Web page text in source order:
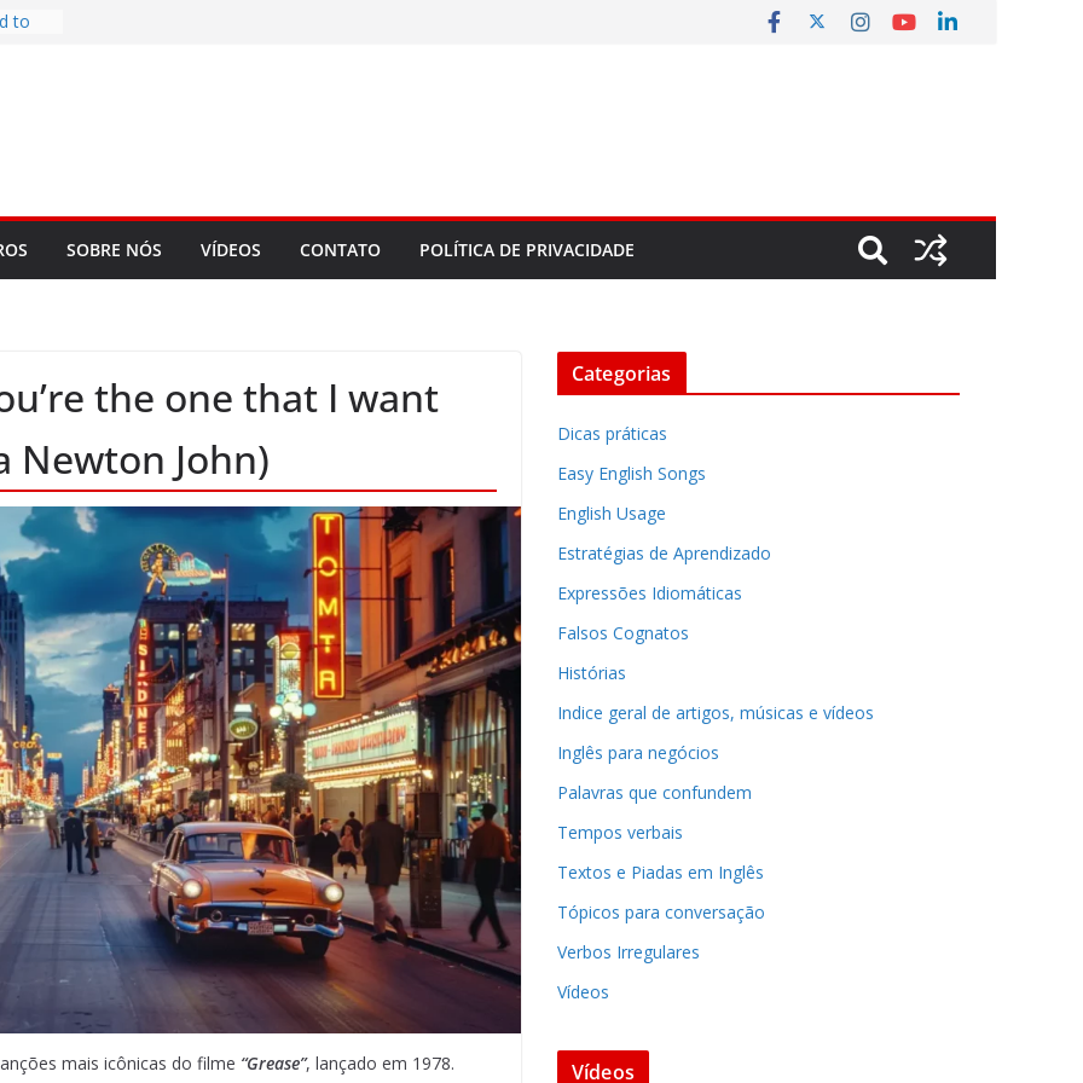
to
SOBRE NÓS VÍDEOS CONTATO POLÍTICA DE PRIVACIDADE
the one that I want
Newton John)
mais icônicas do filme “Grease”, lançado em 1978.
Categorias
Dicas práticas
Easy English Songs
English Usage
Estratégias de Aprendizado
Expressões Idiomáticas
Falsos Cognatos
Histórias
Indice geral de artigos, músicas e vídeos
Inglês para negócios
Palavras que confundem
Tempos verbais
Textos e Piadas em Inglês
Tópicos para conversação
Verbos Irregulares
Vídeos
Vídeos